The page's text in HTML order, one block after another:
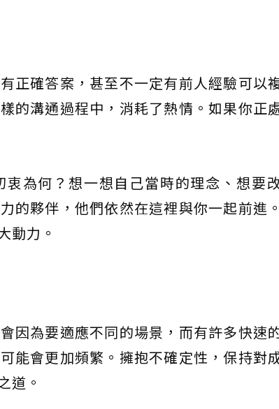
正確答案，甚至不一定有前人經驗可以
的溝通過程中，消耗了熱情。如果你正
為何？想一想自己當時的理念、想要
的夥伴，他們依然在這裡與你一起前進
動力。
因為要適應不同的場景，而有許多快速
能會更加頻繁。擁抱不確定性，保持對
道。